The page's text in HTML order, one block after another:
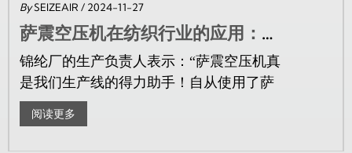
BySEIZEAIR / 2024-11-27
萨震空压机在纺织行业的应用：走进嘉兴某锦纶科技有限公司！
锦纶厂的生产负责人表示：“萨震空压机真
是我们生产线的得力助手！自从使用了萨
震空压机，加弹机的运行效率...
阅读更多